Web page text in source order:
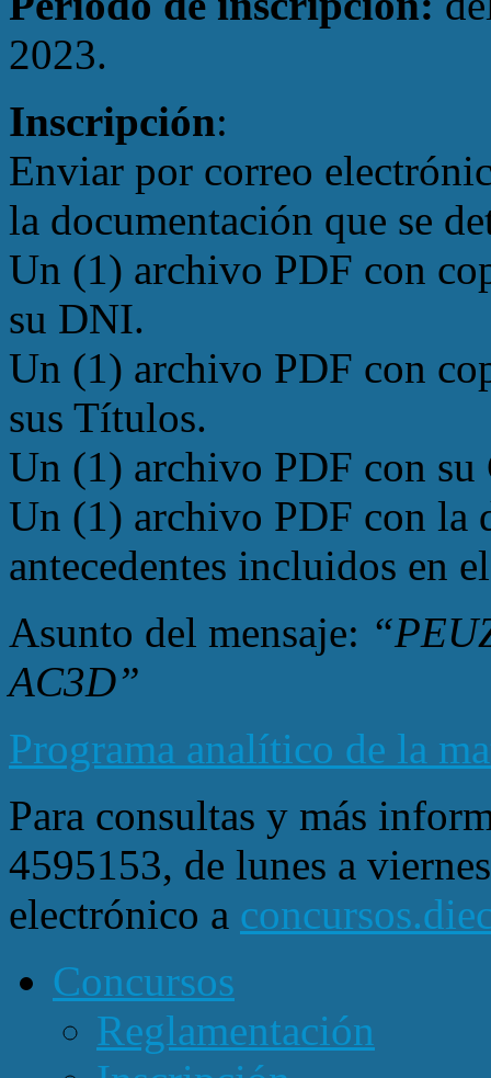
2023.
Inscripción:
Enviar por correo
la documentación que se
Un (1) archivo PDF con
su DNI.
Un (1) archivo PDF con
sus Títulos.
Un (1) archivo PDF con
Un (1) archivo PDF con la
antecedentes incluidos en
Asunto del mensaje:
AC3D”
Programa analítico de la
Para consultas y más
4595153, de lunes a
electrónico a
Concursos
Reglamentación